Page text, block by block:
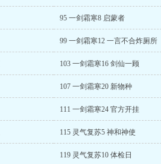
95 一剑霜寒8 启蒙者
99 一剑霜寒12 一言不合炸厕所
103 一剑霜寒16 剑仙一顾
107 一剑霜寒20 新物种
111 一剑霜寒24 官方开挂
115 灵气复苏5 神和神使
119 灵气复苏10 体检日